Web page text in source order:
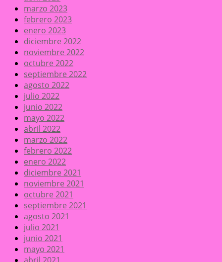
marzo 2023
febrero 2023
enero 2023
diciembre 2022
noviembre 2022
octubre 2022
septiembre 2022
agosto 2022
julio 2022
junio 2022
mayo 2022
abril 2022
marzo 2022
febrero 2022
enero 2022
diciembre 2021
noviembre 2021
octubre 2021
septiembre 2021
agosto 2021
julio 2021
junio 2021
mayo 2021